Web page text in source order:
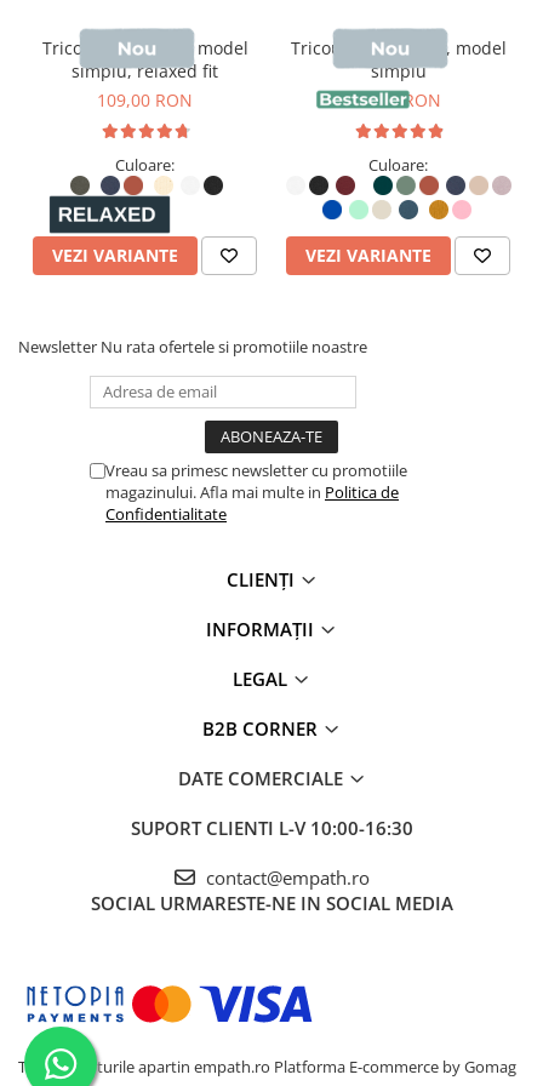
- Tiv cu cusături duble (twin-needle)
- Vopsit după asamblare:
culorile pot varia ușor de la un
Tricou unisex Briz, model
simplu, relaxed fit
109,00 RON
Culoare:
VEZI VARIANTE
Tricou unisex Sting, model
simplu
99,00 RON
Culoare:
VEZI VARIANTE
Newsletter Nu rata ofertele si promotiile noastre
Vreau sa primesc newsletter cu promotiile
magazinului. Afla mai multe in Politica de
Confidentialitate
CLIENȚI
INFORMAȚII
LEGAL
B2B CORNER
DATE COMERCIALE
SUPORT CLIENTI L-V 10:00-16:30
contact@empath.ro
SOCIAL URMARESTE-NE IN SOCIAL MEDIA
Toate drepturile apartin empath.ro Platforma E-commerce by Gomag